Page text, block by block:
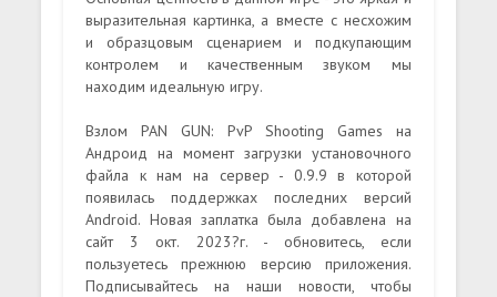
выразительная картинка, а вместе с несхожим
и образцовым сценарием и подкупающим
контролем и качественным звуком мы
находим идеальную игру.
Взлом PAN GUN: PvP Shooting Games на
Андроид на момент загрузки установочного
файла к нам на сервер - 0.9.9 в которой
появилась поддержках последних версий
Android. Новая заплатка была добавлена на
сайт 3 окт. 2023?г. - обновитесь, если
пользуетесь прежнюю версию приложения.
Подписывайтесь на наши новости, чтобы